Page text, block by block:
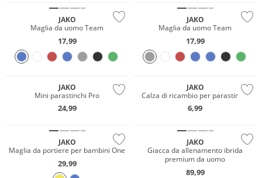
JAKO
Maglia da uomo Team
17,99
JAKO
Maglia da uomo Team
17,99
JAKO
Mini parastinchi Pro
24,99
JAKO
Calza di ricambio per parastinchi
6,99
JAKO
Maglia da portiere per bambini One
29,99
JAKO
Giacca da allenamento ibrida
premium da uomo
89,99